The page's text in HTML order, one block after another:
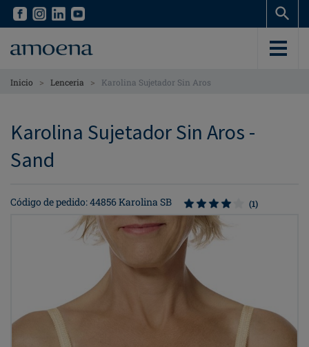
Skip
content
Skip
content
Inicio > Lenceria > Karolina Sujetador Sin Aros
Karolina Sujetador Sin Aros -
Sand
Código de pedido: 44856 Karolina SB (1)